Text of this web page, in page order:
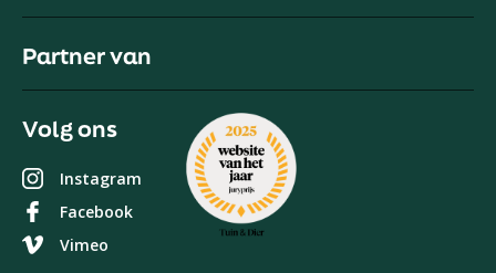
Volg ons
Instagram
Facebook
Vimeo
Partner van